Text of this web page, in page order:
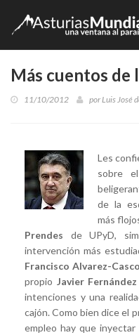
Más cuentos de
11/10/2012 porLuis José
Les
sobre
de la
más
Prendes de UPyD,
intervención más
Francisco Alvarez-
propio Javier Fernández
intenciones y una
cajón. Como bien dice el
empleo hay que inyectar